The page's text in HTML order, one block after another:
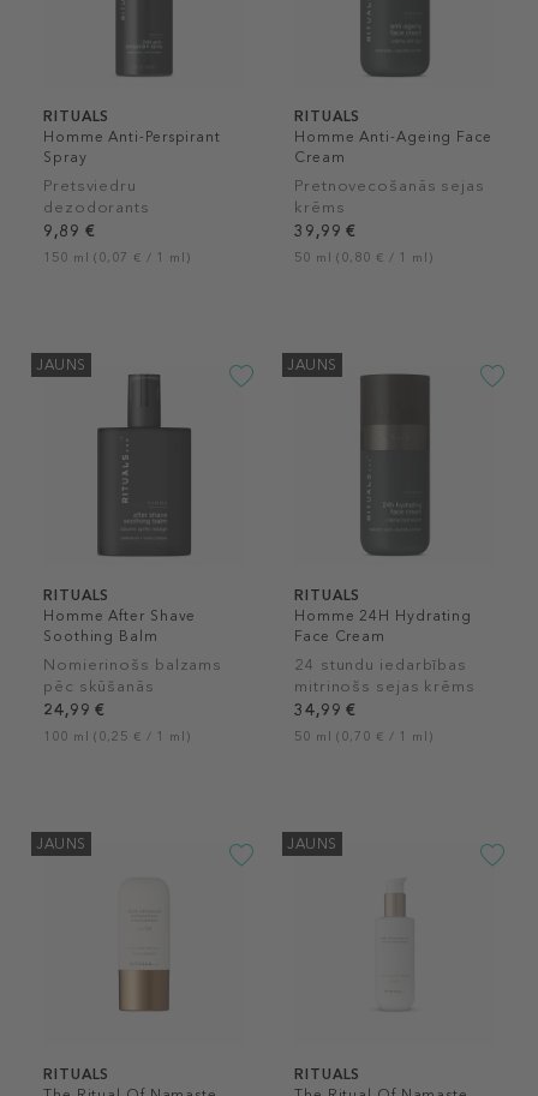
RITUALS
Homme Anti-Perspirant
Spray
Pretsviedru
dezodorants
9,89 €
150 ml (0,07 € / 1 ml)
RITUALS
Homme Anti-Ageing Face
Cream
Pretnovecošanās sejas
krēms
39,99 €
50 ml (0,80 € / 1 ml)
JAUNS
RITUALS
Homme After Shave
Soothing Balm
Nomierinošs balzams
pēc skūšanās
24,99 €
100 ml (0,25 € / 1 ml)
JAUNS
RITUALS
Homme 24H Hydrating
Face Cream
24 stundu iedarbības
mitrinošs sejas krēms
34,99 €
50 ml (0,70 € / 1 ml)
JAUNS
RITUALS
JAUNS
RITUALS